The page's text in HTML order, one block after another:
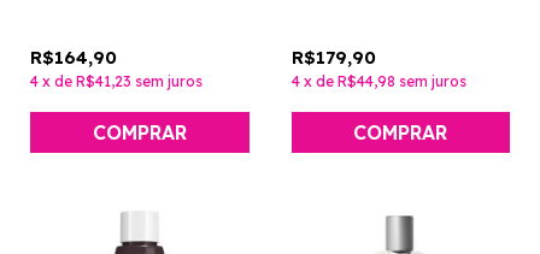
R$164,90
4 x de R$41,23 sem juros
R$179,90
4 x de R$44,98 sem juros